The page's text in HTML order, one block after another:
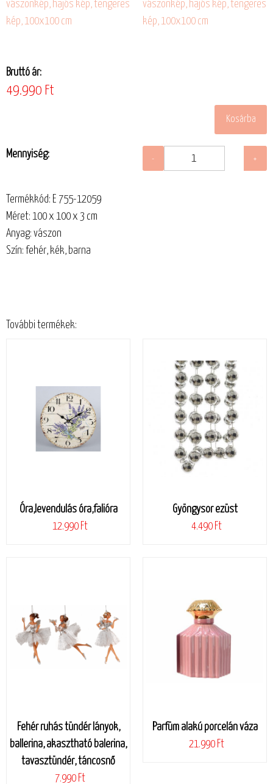
Bruttó ár:
49.990 Ft
Mennyiség:
Termékkód: E 755-12059
Méret: 100 x 100 x 3 cm
Anyag: vászon
Szín: fehér, kék, barna
További termékek:
Óra,levendulás óra,falióra
12.990 Ft
Gyöngysor ezüst
4.490 Ft
Fehér ruhás tündér lányok,
ballerina, akasztható balerina,
tavasztündér, táncosnő
7.990 Ft
Parfüm alakú porcelán váza
21.990 Ft